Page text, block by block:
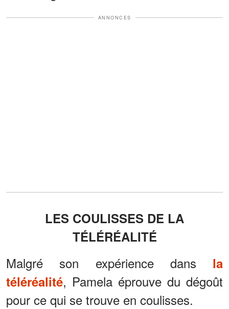
ANNONCES
LES COULISSES DE LA
TÉLÉRÉALITÉ
Malgré son expérience dans la
téléréalité, Pamela éprouve du dégoût
pour ce qui se trouve en coulisses.